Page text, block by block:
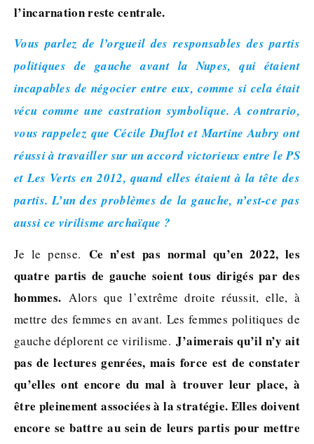
l’incarnation reste centrale.
Vous parlez de l’orgueil des responsables des partis
politiques de gauche avant la Nupes, qui étaient
incapables de négocier entre eux, comme si cela était
vécu comme une castration symbolique. A contrario,
vous rappelez que Cécile Duflot et Martine Aubry ont
réussi à travailler sur un accord victorieux entre le PS
et Les Verts en 2012, quand elles étaient à la tête des
partis. L’un des problèmes de la gauche, n’est-ce pas
aussi ce virilisme archaïque ?
Je le pense. Ce n’est pas normal qu’en 2022, les
quatre partis de gauche soient tous dirigés par des
hommes.Alors que l’extrême droite réussit, elle, à
mettre des femmes en avant. Les femmes politiques de
gauche déplorent ce virilisme. J’aimerais qu’il n’y ait
pas de lectures genrées, mais force est de constater
qu’elles ont encore du mal à trouver leur place, à
être pleinement associées à la stratégie. Elles doivent
encore se battre au sein de leurs partis pour mettre